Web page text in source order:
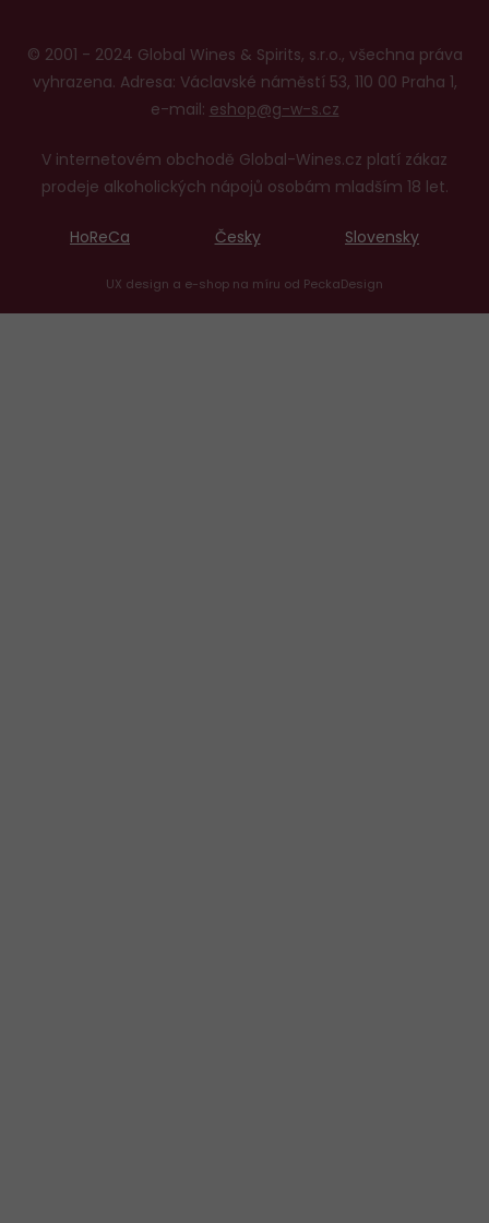
© 2001 - 2024 Global Wines & Spirits, s.r.o., všechna práva
vyhrazena. Adresa: Václavské náměstí 53, 110 00 Praha 1,
e-mail: eshop@g-w-s.cz
V internetovém obchodě Global-Wines.cz platí zákaz
prodeje alkoholických nápojů osobám mladším 18 let.
HoReCa Česky Slovensky
UX design a e-shop na míru od PeckaDesign